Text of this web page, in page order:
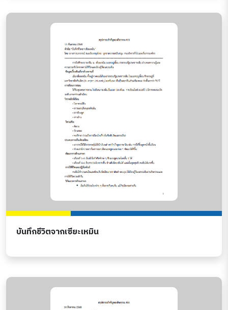
บันทึกชีวิตจากเซียะเหมิน